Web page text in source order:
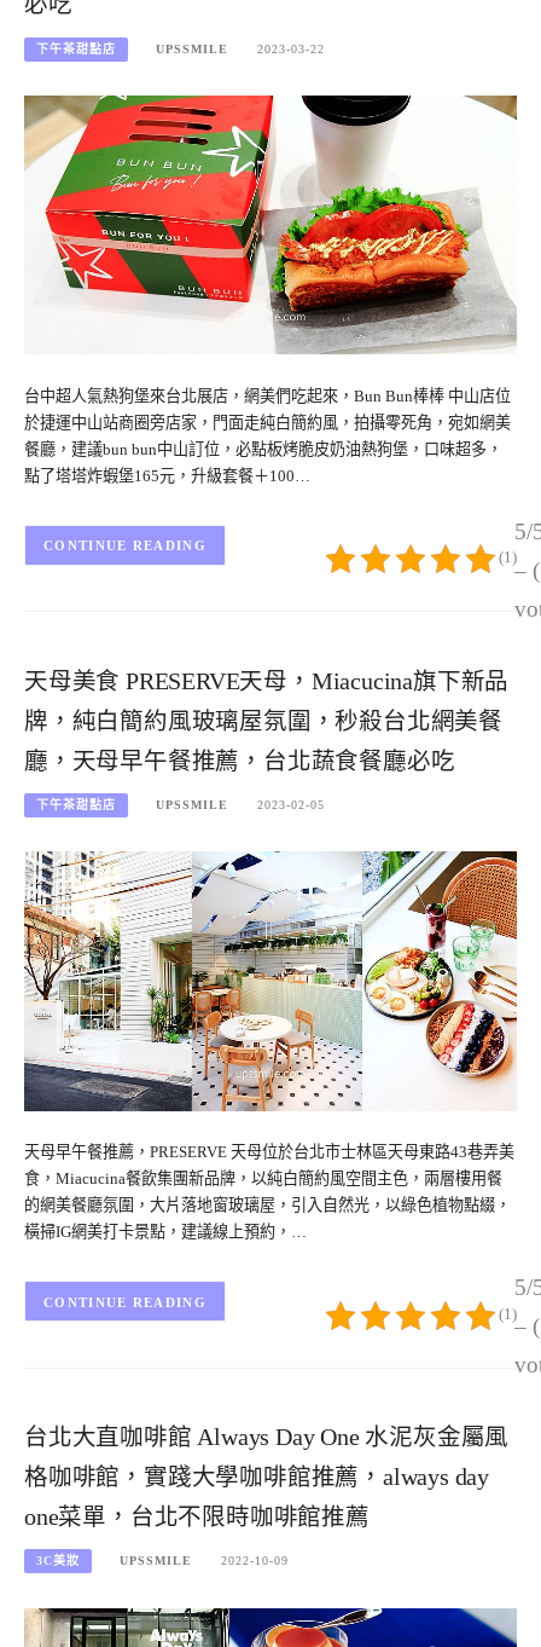
下午茶甜點店 UPSSMILE 2023-03-22
台中超人氣熱狗堡來台北展店，網美們吃起來，Bun Bun棒棒 中山店位
於捷運中山站商圈旁店家，門面走純白簡約風，拍攝零死角，宛如網美
餐廳，建議bun bun中山訂位，必點板烤脆皮奶油熱狗堡，口味超多，
點了塔塔炸蝦堡165元，升級套餐＋100…
5/
–
(1)
CONTINUE READING
天母美食 PRESERVE天母，Miacucina旗下新品
牌，純白簡約風玻璃屋氛圍，秒殺台北網美餐
廳，天母早午餐推薦，台北蔬食餐廳必吃
下午茶甜點店 UPSSMILE 2023-02-05
天母早午餐推薦，PRESERVE 天母位於台北市士林區天母東路43巷弄美
食，Miacucina餐飲集團新品牌，以純白簡約風空間主色，兩層樓用餐
的網美餐廳氛圍，大片落地窗玻璃屋，引入自然光，以綠色植物點綴，
橫掃IG網美打卡景點，建議線上預約，…
5/
–
(1)
CONTINUE READING
台北大直咖啡館 Always Day One 水泥灰金屬風
格咖啡館，實踐大學咖啡館推薦，always day
one菜單，台北不限時咖啡館推薦
3C美妝 UPSSMILE 2022-10-09